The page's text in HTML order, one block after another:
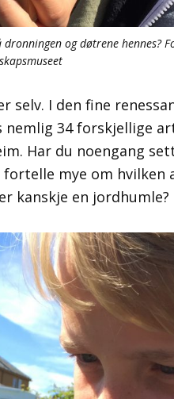
og døtrene hennes?
selv. I den fine
34 forskjellige
Har du noengang
fortelle mye om
kanskje en jordhumle?